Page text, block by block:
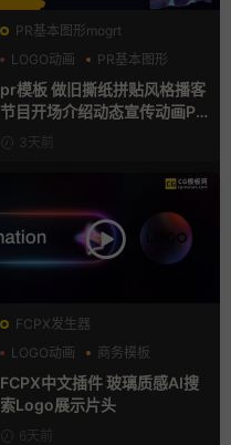
PR基本图形mogrt
LOGO动画
PR基本图形
复古风
pr模板 做旧撕纸拼贴风格播客
节目开场介绍动态宣传动画PR
模版3天前
FCPX发生器
LOGO动画
商务模板
支持Intel+M芯片
FCPX中文插件 玻璃质感AI搜
索Logo展示片头
6天前